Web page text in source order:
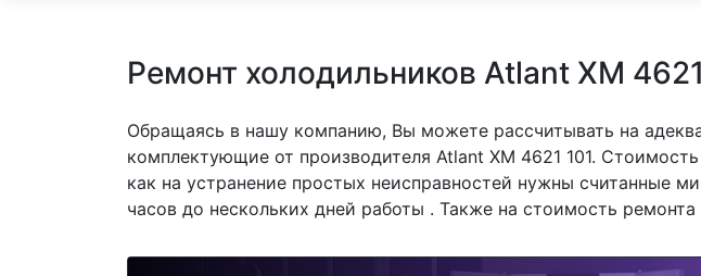
Ремонт холодильников Atlant XM
Обращаясь в нашу компанию, Вы можете рассчитывать на
комплектующие от производителя Atlant XM 4621 101.
как на устранение простых неисправностей нужны считанные
часов до нескольких дней работы . Также на стоимость